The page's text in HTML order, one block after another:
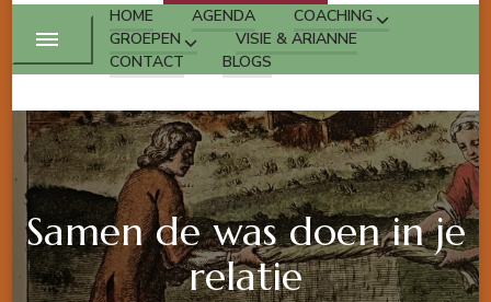
HOME AGENDA
COACHING
GROEPEN
VISIE & ARIANNE
CONTACT
BLOGS
Samen de was doen in je
relatie